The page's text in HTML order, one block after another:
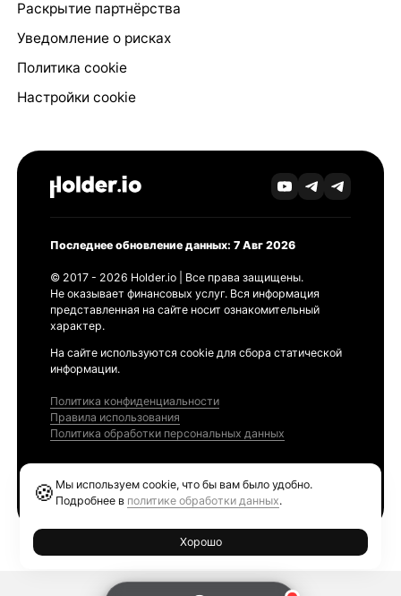
Раскрытие партнёрства
Уведомление о рисках
Политика cookie
Настройки cookie
Последнее обновление данных: 7 Авг 2026
© 2017 - 2026 Holder.io | Все права защищены.
Не оказывает финансовых услуг. Вся информация
представленная на сайте носит ознакомительный
характер.
На сайте используются cookie для сбора статической
информации.
Политика конфиденциальности
Правила использования
Политика обработки персональных данных
🍪 Мы используем cookie, что бы вам было удобно.
Подробнее в политике обработки данных.
Хорошо
Ethereum GAS Tracker